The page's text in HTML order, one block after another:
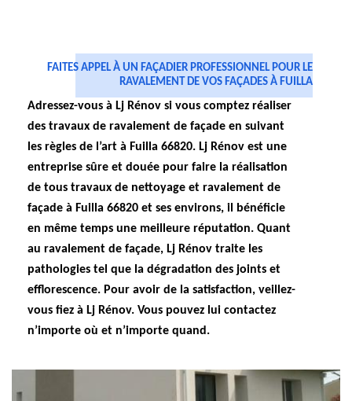
FAITES APPEL À UN FAÇADIER PROFESSIONNEL POUR LE
RAVALEMENT DE VOS FAÇADES À FUILLA
Adressez-vous à Lj Rénov si vous comptez réaliser
des travaux de ravalement de façade en suivant
les règles de l’art à Fuilla 66820. Lj Rénov est une
entreprise sûre et douée pour faire la réalisation
de tous travaux de nettoyage et ravalement de
façade à Fuilla 66820 et ses environs, il bénéficie
en même temps une meilleure réputation. Quant
au ravalement de façade, Lj Rénov traite les
pathologies tel que la dégradation des joints et
efflorescence. Pour avoir de la satisfaction, veillez-
vous fiez à Lj Rénov. Vous pouvez lui contactez
n’importe où et n’importe quand.